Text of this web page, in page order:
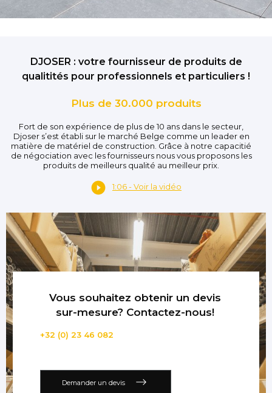
DJOSER : votre fournisseur de produits de
qualitités pour professionnels et particuliers !
Plus de 30.000 produits
Fort de son expérience de plus de 10 ans dans le secteur,
Djoser s’est établi sur le marché Belge comme un leader en
matière de matériel de construction. Grâce à notre capacitié
de négociation avec les fournisseurs nous vous proposons les
produits de meilleurs qualité au meilleur prix.
1:06 - Voir la vidéo
Vous souhaitez obtenir un devis
sur-mesure? Contactez-nous!
+32 (0) 23 46 082
Demander un devis